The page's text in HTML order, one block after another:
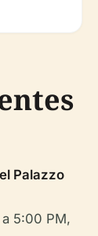
Palazzo
5:00 PM,